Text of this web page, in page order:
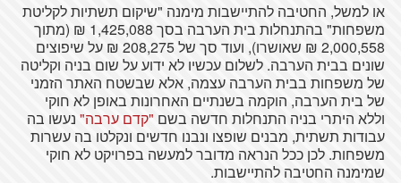
או למשל, החטיבה להתיישבות מימנה "שיקום תשתיות לקליטת
משפחות" בהתנחלות בית הערבה בסך 1,425,088 ₪ (מתוך
2,000,558 ₪ שאושרו), ועוד סך של 208,275 ₪ על שיפוצים
שונים בבית הערבה. לשלום עכשיו לא ידוע על שום בניה וקליטה
של משפחות בבית הערבה עצמה, אלא שבשטח האתר הזמני
של בית הערבה, הוקמה בשנתיים האחרונות באופן לא חוקי
וללא היתרי בניה התנחלות חדשה בשם "קדם ערבה"נעשו בה
עבודות תשתית, מבנים שופצו ונבנו חדשים ונקלטו בה עשרות
משפחות. לכן ככל הנראה מדובר למעשה בפרויקט לא חוקי
שמימנה החטיבה להתיישבות.